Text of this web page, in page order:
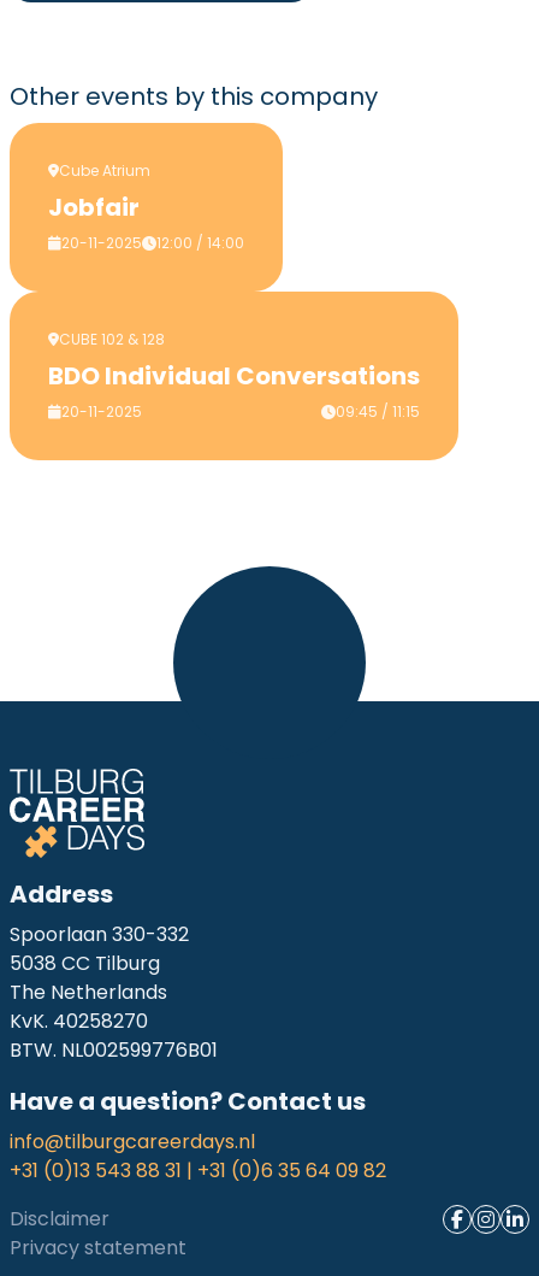
Other events by this company
Cube Atrium
Jobfair
20-11-2025 12:00 / 14:00
CUBE 102 & 128
BDO Individual Conversations
20-11-2025 09:45 / 11:15
Address
Spoorlaan 330-332
5038 CC Tilburg
The Netherlands
KvK. 40258270
BTW. NL002599776B01
Have a question? Contact us
info@tilburgcareerdays.nl
+31 (0)13 543 88 31 | +31 (0)6 35 64 09 82
Disclaimer
Privacy statement